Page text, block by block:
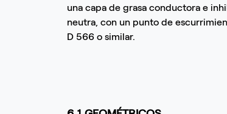
una capa de grasa conductora e
neutra, con un punto de
D 566 o similar.